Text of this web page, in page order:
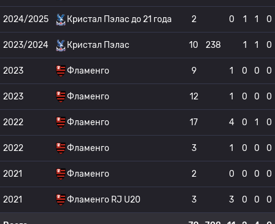
2024/2025 Кристал Пэлас до 21 года 2 0 1 1 0
2023/2024 Кристал Пэлас 10 238 1 1 0
2023 Фламенго 9 1 0 0 0
2023 Фламенго 12 1 0 0 0
2022 Фламенго 17 4 0 1 0
2022 Фламенго 3 1 0 0 0
2021 Фламенго 2 0 0 0 0
2021 Фламенго RJ U20 3 3 0 0 0